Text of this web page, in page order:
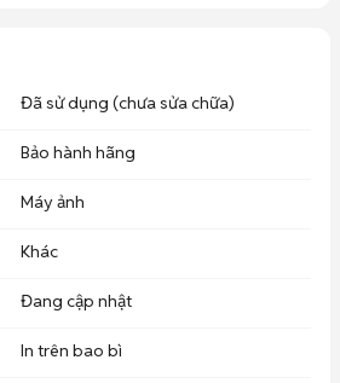
Đã sử dụng (chưa sửa chữa)
Bảo hành hãng
Máy ảnh
Khác
Đang cập nhật
In trên bao bì